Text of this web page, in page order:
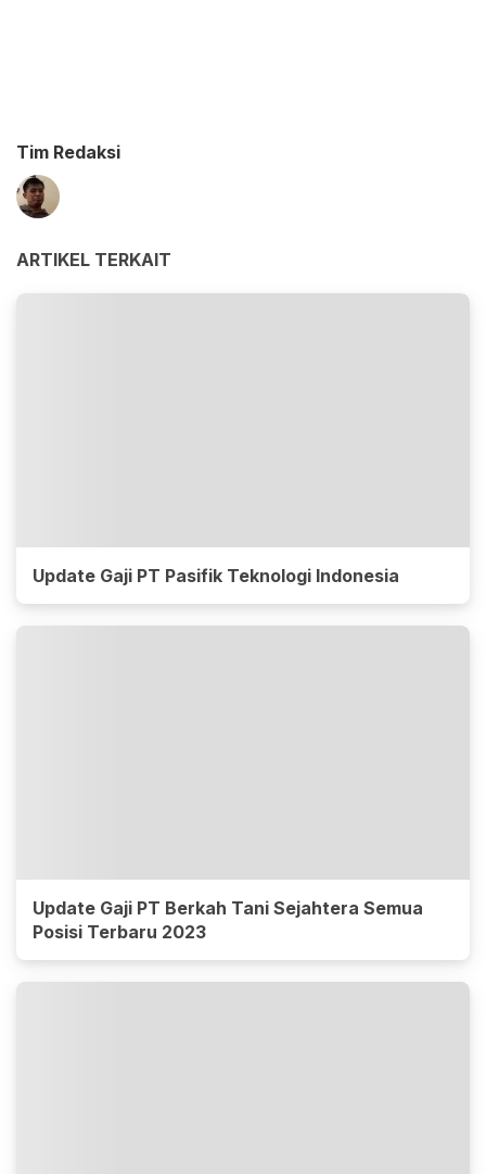
Tim Redaksi
ARTIKEL TERKAIT
Update Gaji PT Pasifik Teknologi Indonesia
Update Gaji PT Berkah Tani Sejahtera Semua
Posisi Terbaru 2023